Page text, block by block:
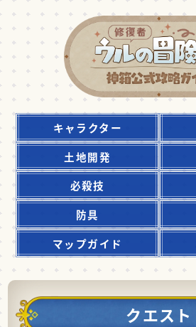
キャラクター
土地開発
必殺技
防具
マップガイド
クエスト